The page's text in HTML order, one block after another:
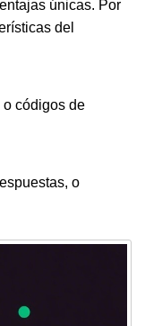
únicas. Por
del
o códigos de
o